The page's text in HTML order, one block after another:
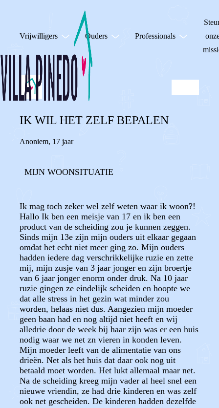
Vrijwilligers Ouders Professionals
IK WIL HET ZELF BEPALEN
Anoniem, 17 jaar
MIJN WOONSITUATIE
Ik mag toch zeker wel zelf weten waar ik woon?!
Hallo Ik ben een meisje van 17 en ik ben een
product van de scheiding zou je kunnen zeggen.
Sinds mijn 13e zijn mijn ouders uit elkaar gegaan
omdat het echt niet meer ging zo. Mijn ouders
hadden iedere dag verschrikkelijke ruzie en zette
mij, mijn zusje van 3 jaar jonger en zijn broertje
van 6 jaar jonger enorm onder druk. Na 10 jaar
ruzie gingen ze eindelijk scheiden en hoopte we
dat alle stress in het gezin wat minder zou
worden, helaas niet dus. Aangezien mijn moeder
geen baan had en nog altijd niet heeft en wij
alledrie door de week bij haar zijn was er een huis
nodig waar we net zn vieren in konden leven.
Mijn moeder leeft van de alimentatie van ons
drieën. Net als het huis dat daar ook nog uit
betaald moet worden. Het lukt allemaal maar net.
Na de scheiding kreeg mijn vader al heel snel een
nieuwe vriendin, ze had drie kinderen en was zelf
ook net gescheiden. De kinderen hadden dezelfde